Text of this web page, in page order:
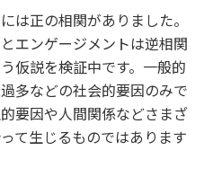
は正の相関がありました。
エンゲージメントは逆相関
仮説を検証中です。一般的
多などの社会的要因のみで
要因や人間関係などさまざ
て生じるものではあります